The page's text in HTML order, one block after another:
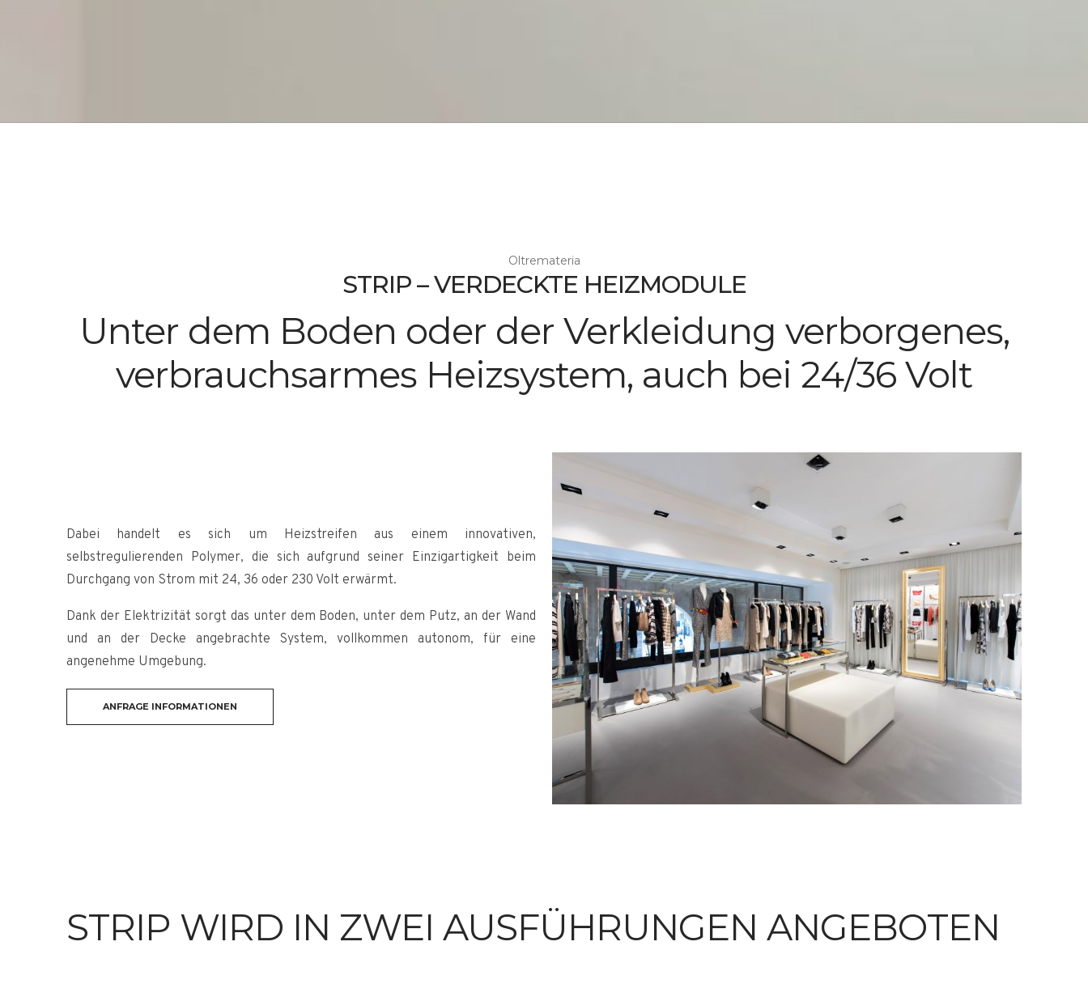
Oltremateria
STRIP – VERDECKTE HEIZMODULE
Unter dem Boden oder der Verkleidung verborgenes,
verbrauchsarmes Heizsystem, auch bei 24/36 Volt
Dabei handelt es sich um Heizstreifen aus einem innovativen,
selbstregulierenden Polymer, die sich aufgrund seiner Einzigartigkeit beim
Durchgang von Strom mit 24, 36 oder 230 Volt erwärmt.
Dank der Elektrizität sorgt das unter dem Boden, unter dem Putz, an der Wand
und an der Decke angebrachte System, vollkommen autonom, für eine
angenehme Umgebung.
ANFRAGE INFORMATIONEN
STRIP WIRD IN ZWEI AUSFÜHRUNGEN ANGEBOTEN